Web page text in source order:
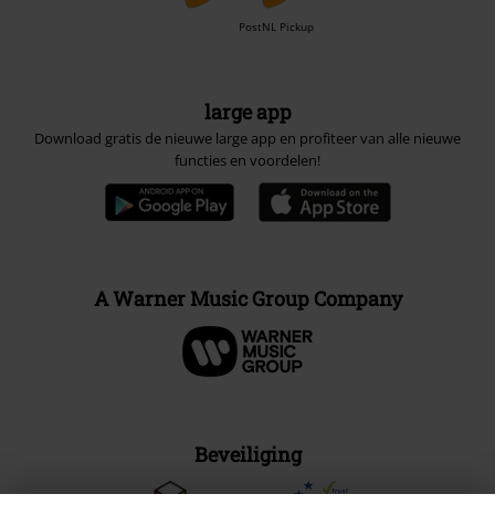
PostNL Pickup
large app
Download gratis de nieuwe large app en profiteer van alle nieuwe
functies en voordelen!
A Warner Music Group Company
Beveiliging